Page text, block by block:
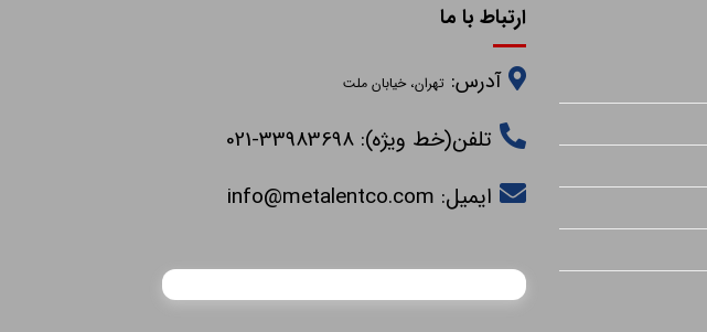
ارتباط با ما
آدرس: تهران، خیابان ملت
تلفن(خط ویژه): 33983698-021
ایمیل: info@metalentco.com